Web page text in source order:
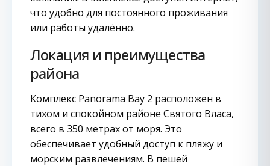
что удобно для постоянного проживания
или работы удалённо.
Локация и преимущества
района
Комплекс Panorama Bay 2 расположен в
тихом и спокойном районе Святого Власа,
всего в 350 метрах от моря. Это
обеспечивает удобный доступ к пляжу и
морским развлечениям. В пешей